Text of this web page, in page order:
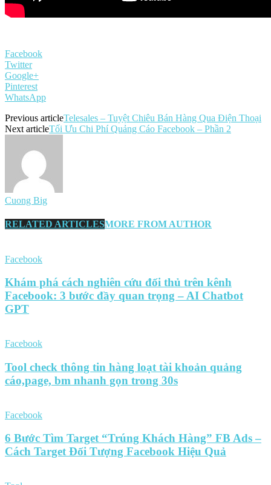
Facebook
Twitter
Google+
Pinterest
WhatsApp
Previous articleTelesales – Tuyệt Chiêu Bán Hàng Qua Điện Thoại
Next articleTối Ưu Chi Phí Quảng Cáo Facebook – Phần 2
Cuong Big
RELATED ARTICLESMORE FROM AUTHOR
Facebook
Khám phá cách nghiên cứu đối thủ trên kênh
Facebook: 3 bước đầy quan trọng – AI Chatbot
GPT
Facebook
Tool check thông tin hàng loạt tài khoản quảng
cáo,page, bm nhanh gọn trong 30s
Facebook
6 Bước Tìm Target “Trúng Khách Hàng” FB Ads –
Cách Target Đối Tượng Facebook Hiệu Quả